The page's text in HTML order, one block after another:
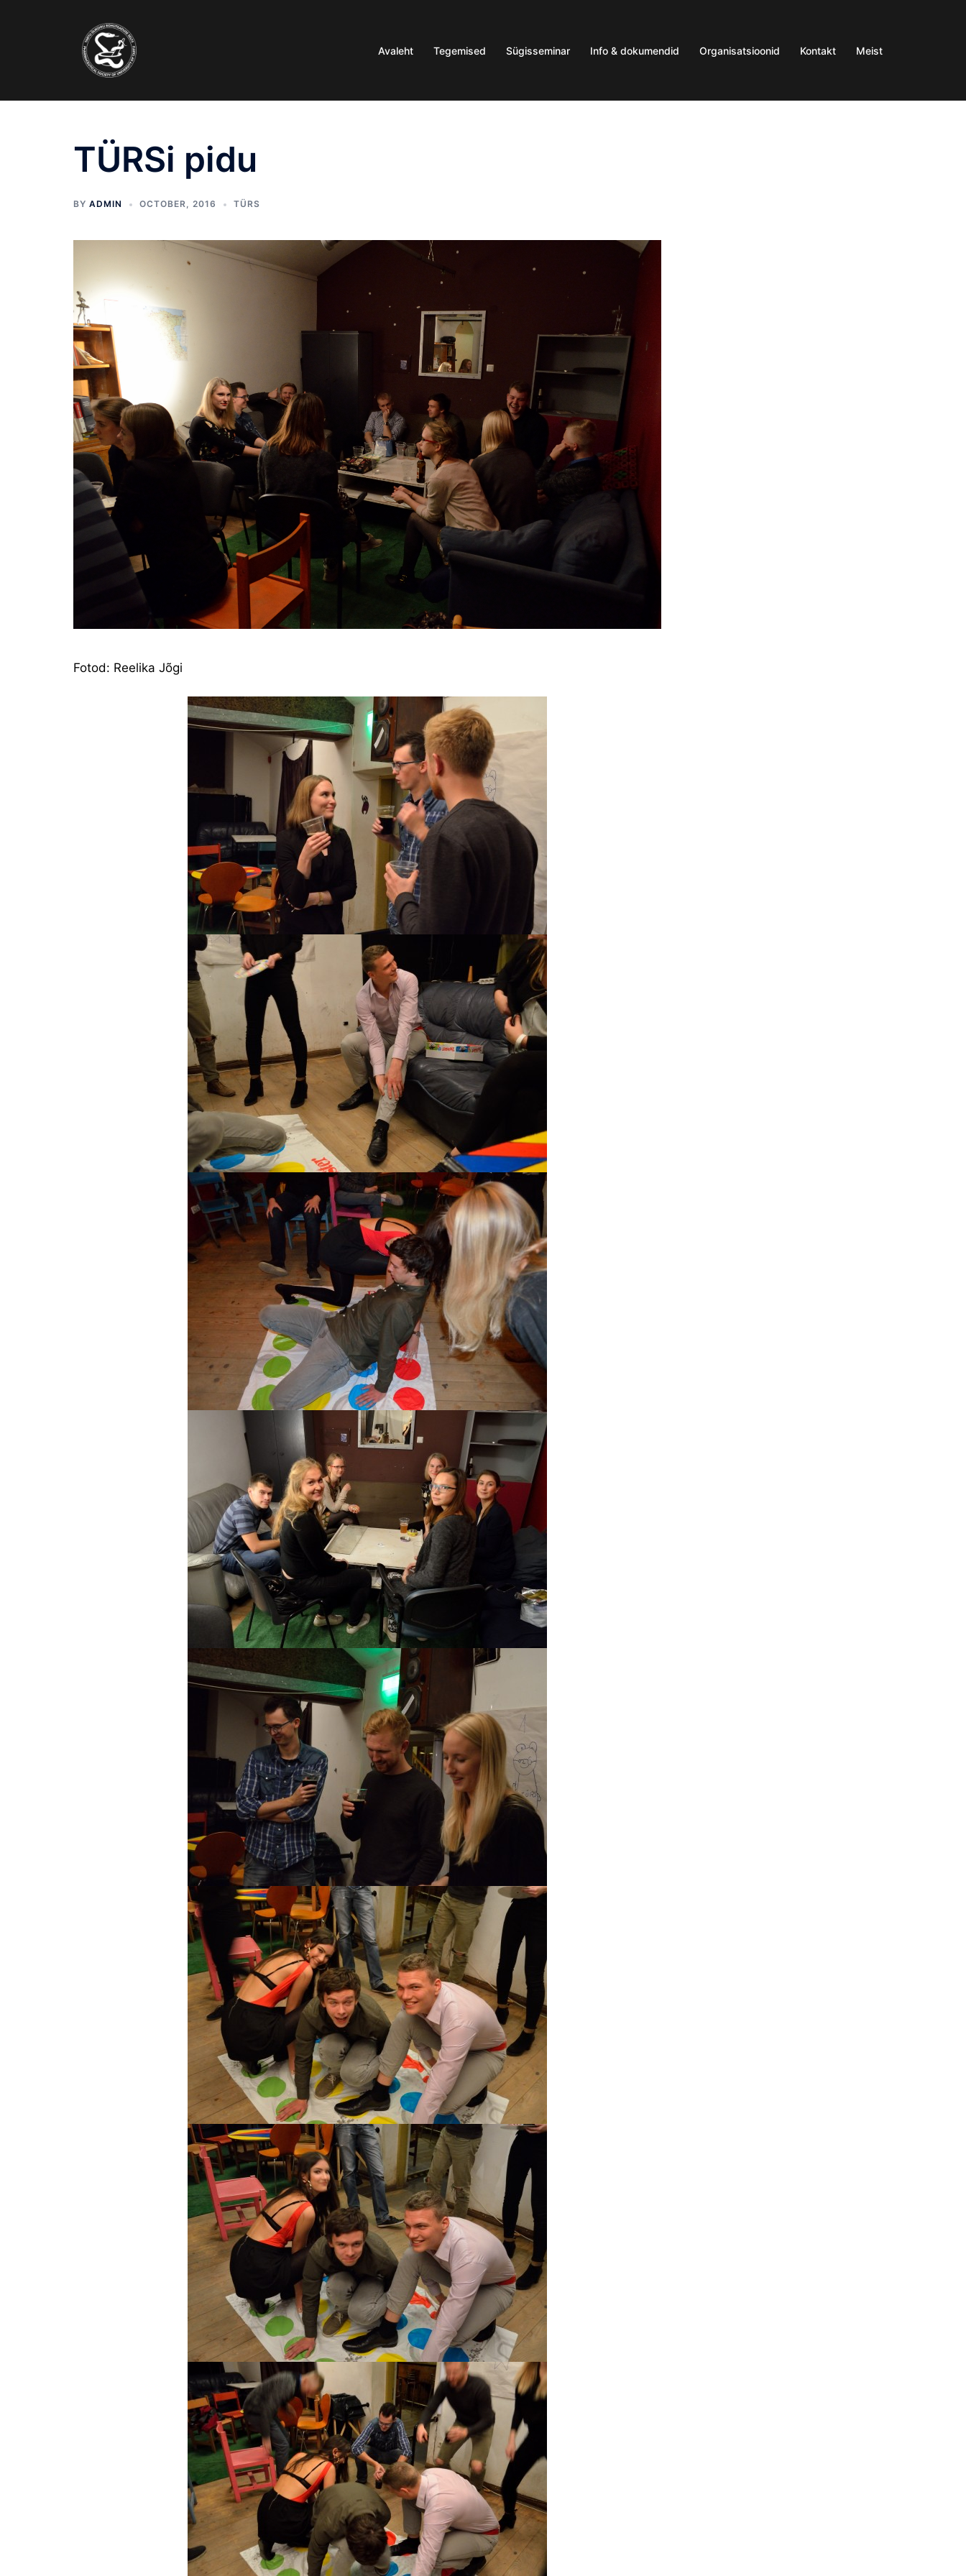
Avaleht Tegemised Sügisseminar Info & dokumendid Organisatsioonid Kontakt Meist
TÜRSi pidu
BY ADMIN OCTOBER, 2016 TÜRS
Fotod: Reelika Jõgi